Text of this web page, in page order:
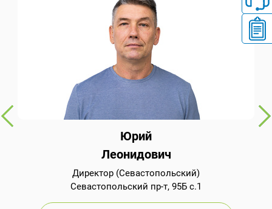
Юрий
Леонидович
Директор (Севастопольский)
Севастопольский пр-т, 95Б с.1